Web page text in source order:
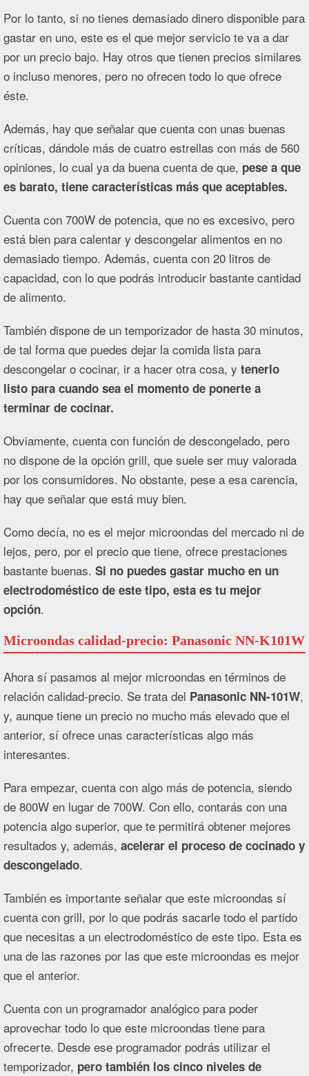
Por lo tanto, si no tienes demasiado dinero disponible para
gastar en uno, este es el que mejor servicio te va a dar
por un precio bajo. Hay otros que tienen precios similares
o incluso menores, pero no ofrecen todo lo que ofrece
éste.
Además, hay que señalar que cuenta con unas buenas
críticas, dándole más de cuatro estrellas con más de 560
opiniones, lo cual ya da buena cuenta de que, pese a que
es barato, tiene características más que aceptables.
Cuenta con 700W de potencia, que no es excesivo, pero
está bien para calentar y descongelar alimentos en no
demasiado tiempo. Además, cuenta con 20 litros de
capacidad, con lo que podrás introducir bastante cantidad
de alimento.
También dispone de un temporizador de hasta 30 minutos,
de tal forma que puedes dejar la comida lista para
descongelar o cocinar, ir a hacer otra cosa, ytenerlo
listo para cuando sea el momento de ponerte a
terminar de cocinar.
Obviamente, cuenta con función de descongelado, pero
no dispone de la opción grill, que suele ser muy valorada
por los consumidores. No obstante, pese a esa carencia,
hay que señalar que está muy bien.
Como decía, no es el mejor microondas del mercado ni de
lejos, pero, por el precio que tiene, ofrece prestaciones
bastante buenas.Si no puedes gastar mucho en un
electrodoméstico de este tipo, esta es tu mejor
opción.
Microondas calidad-precio: Panasonic NN-K101W
Ahora sí pasamos al mejor microondas en términos de
relación calidad-precio. Se trata del Panasonic NN-101W,
y, aunque tiene un precio no mucho más elevado que el
anterior, sí ofrece unas características algo más
interesantes.
Para empezar, cuenta con algo más de potencia, siendo
de 800W en lugar de 700W. Con ello, contarás con una
potencia algo superior, que te permitirá obtener mejores
resultados y, además,acelerar el proceso de cocinado y
descongelado.
También es importante señalar que este microondas sí
cuenta con grill, por lo que podrás sacarle todo el partido
que necesitas a un electrodoméstico de este tipo. Esta es
una de las razones por las que este microondas es mejor
que el anterior.
Cuenta con un programador analógico para poder
aprovechar todo lo que este microondas tiene para
ofrecerte. Desde ese programador podrás utilizar el
temporizador, pero también los cinco niveles de